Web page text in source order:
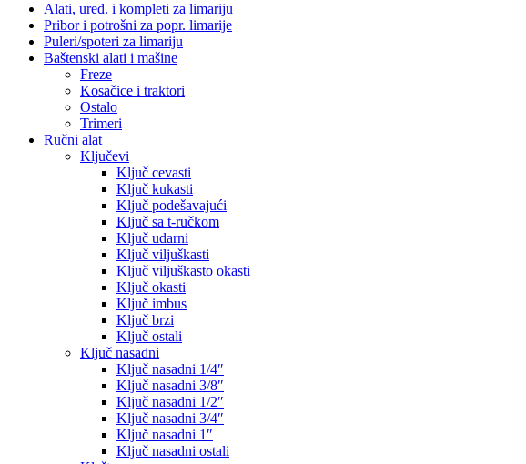
Alati, uređ. i kompleti za limariju
Pribor i potrošni za popr. limarije
Puleri/spoteri za limariju
Baštenski alati i mašine
Freze
Kosačice i traktori
Ostalo
Trimeri
Ručni alat
Ključevi
Ključ cevasti
Ključ kukasti
Ključ podešavajući
Ključ sa t-ručkom
Ključ udarni
Ključ viljuškasti
Ključ viljuškasto okasti
Ključ okasti
Ključ imbus
Ključ brzi
Ključ ostali
Ključ nasadni
Ključ nasadni 1/4″
Ključ nasadni 3/8″
Ključ nasadni 1/2″
Ključ nasadni 3/4″
Ključ nasadni 1″
Ključ nasadni ostali